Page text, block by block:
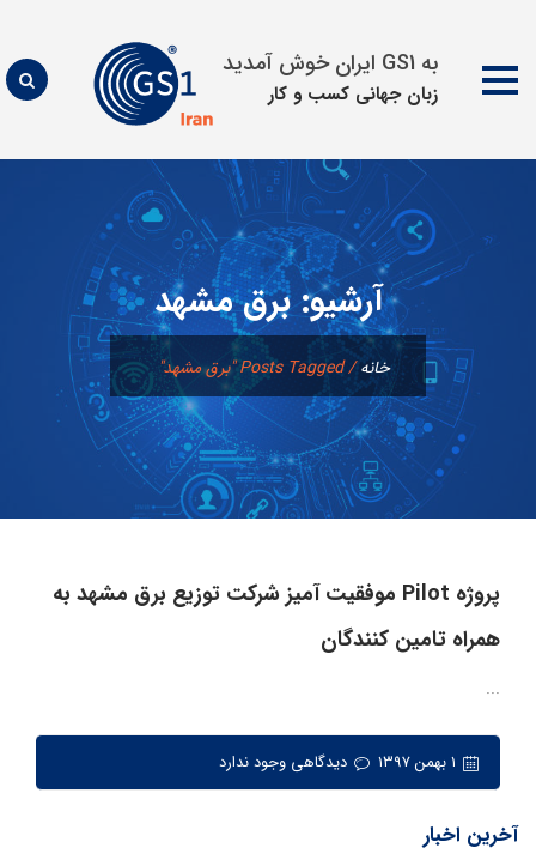
به GS1 ایران خوش آمدید
زبان جهانی كسب و كار
محتوا
آرشیو:برق مشهد
خانه/Posts Tagged "برق مشهد"
پروژه Pilot موفقیت آمیز شرکت توزیع برق مشهد به
همراه تامین کنندگان
...
دیدگاهی وجود ندارد
آخرین اخبار